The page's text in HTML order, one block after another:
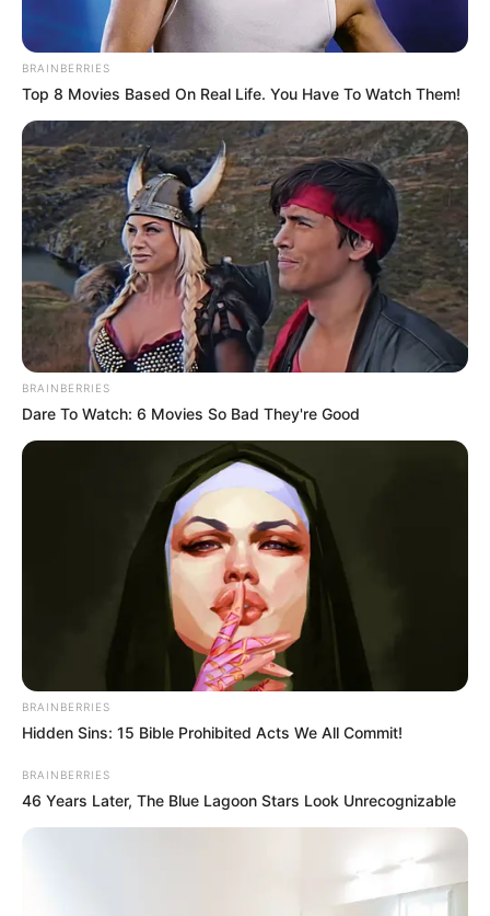
hincha del São Paulo que
provocó disturbios con
aficionados de Nacional
en Medellín
ATLÉTICO NACIONAL
El 'Verde' se ahogó en su
propia casa: Nacional 0-0
Sao Paulo
ALERTA PAISA
Técnico de São Paulo se
fue en contra de James
Rodríguez: "hay mejores
opciones"
JAMES RODRÍGUEZ
James Rodríguez volvió a
jugar con el Sao Paulo
JAMES RODRÍGUEZ
Sao Paulo decide inscribir
a James Rodríguez al
torneo Paulista
BRAINBERRIES
Top 8 Movies Based On Real Life. You Have To Watch Them!
BRAINBERRIES
Dare To Watch: 6 Movies So Bad They're Good
BRAINBERRIES
Hidden Sins: 15 Bible Prohibited Acts We All Commit!
BRAINBERRIES
46 Years Later, The Blue Lagoon Stars Look Unrecognizable